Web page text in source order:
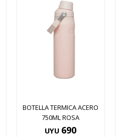
BOTELLA TERMICA ACERO
750ML ROSA
UYU 690